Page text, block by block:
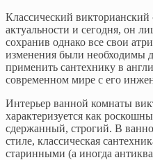
Классический викторианский
актуальности и сегодня, он
сохранив однако все свои
изменения были необходимы
применить сантехнику в
современном мире с его
Интерьер ванной комнаты
характеризуется как
сдержанный, строгий. В
стиле, классическая
старинными (а иногда